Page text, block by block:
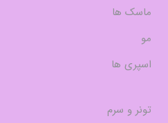
ماسک ها
مو
اسپری ها
تونر و سرم